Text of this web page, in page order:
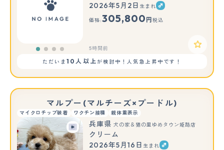
2026年5月2日 生まれ
価格:305,800 円 税込
5時間前
ただいま10人以上が検討中！人気急上昇中です！
マルプー(マルチーズ×プードル)
マイクロチップ装着 ワクチン接種 親体重表示
兵庫県 犬の家＆猫の里ゆめタウン姫路店
クリーム
2026年5月16日 生まれ